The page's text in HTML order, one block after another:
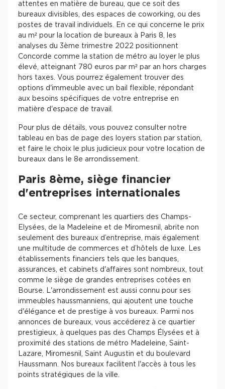
attentes en matière de bureau, que ce soit des
bureaux divisibles, des espaces de coworking, ou des
postes de travail individuels. En ce qui concerne le prix
au m² pour la location de bureaux à Paris 8, les
analyses du 3ème trimestre 2022 positionnent
Concorde comme la station de métro au loyer le plus
élevé, atteignant 780 euros par m² par an hors charges
hors taxes. Vous pourrez également trouver des
options d'immeuble avec un bail flexible, répondant
aux besoins spécifiques de votre entreprise en
matière d'espace de travail.
Pour plus de détails, vous pouvez consulter notre
tableau en bas de page des loyers station par station,
et faire le choix le plus judicieux pour votre location de
bureaux dans le 8e arrondissement.
Paris 8ème, siège financier
d'entreprises internationales
Ce secteur, comprenant les quartiers des Champs-
Elysées, de la Madeleine et de Miromesnil, abrite non
seulement des bureaux d’entreprise, mais également
une multitude de commerces et d’hôtels de luxe. Les
établissements financiers tels que les banques,
assurances, et cabinets d'affaires sont nombreux, tout
comme le siège de grandes entreprises cotées en
Bourse. L'arrondissement est aussi connu pour ses
immeubles haussmanniens, qui ajoutent une touche
d'élégance et de prestige à vos bureaux. Parmi nos
annonces de bureaux, vous accéderez à ce quartier
prestigieux, à quelques pas des Champs Élysées et à
proximité des stations de métro Madeleine, Saint-
Lazare, Miromesnil, Saint Augustin et du boulevard
Haussmann. Nos bureaux facilitent l'accès à tous les
points stratégiques de la ville.